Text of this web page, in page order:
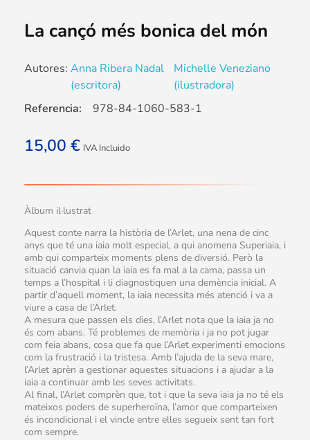
La cançó més bonica del món
Autores: Anna Ribera Nadal
(escritora)
Michelle Veneziano
(ilustradora)
15,00 € IVA Incluido
Àlbum il·lustrat
Aquest conte narra la història de l’Arlet, una nena de cinc
anys que té una iaia molt especial, a qui anomena Superiaia, i
amb qui comparteix moments plens de diversió. Però la
situació canvia quan la iaia es fa mal a la cama, passa un
temps a l’hospital i li diagnostiquen una demència inicial. A
partir d’aquell moment, la iaia necessita més atenció i va a
viure a casa de l’Arlet.
A mesura que passen els dies, l’Arlet nota que la iaia ja no
és com abans. Té problemes de memòria i ja no pot jugar
com feia abans, cosa que fa que l’Arlet experimenti emocions
com la frustració i la tristesa. Amb l’ajuda de la seva mare,
l’Arlet aprèn a gestionar aquestes situacions i a ajudar a la
iaia a continuar amb les seves activitats.
Al final, l’Arlet comprèn que, tot i que la seva iaia ja no té els
mateixos poders de superheroïna, l’amor que comparteixen
és incondicional i el vincle entre elles segueix sent tan fort
com sempre.
Referencia: 978-84-1060-583-1